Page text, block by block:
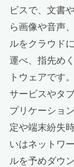
ビスで、文書
ら画像や音声
ルをクラウド
運べ、指先め
トウェアです
サービスやタ
プリケーショ
定や端末紛失
いはネットワ
ルを予めダウ